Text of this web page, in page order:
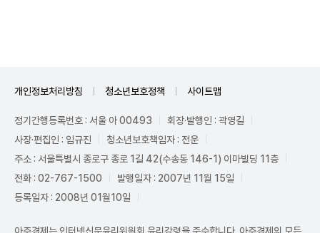
개인정보처리방침 청소년보호정책 사이트맵
정기간행등록번호 : 서울 아 00493
회장·발행인 : 곽영길
사장·편집인 : 임규진
청소년보호책임자 : 전운
주소 : 서울특별시 종로구 종로 1길 42(수송동 146-1) 이마빌딩 11층
전화 : 02-767-1500
발행일자 : 2007년 11월 15일
등록일자 : 2008년 01월10일
아주경제는 인터넷신문윤리위원회 윤리강령을 준수합니다. 아주경제의 모든